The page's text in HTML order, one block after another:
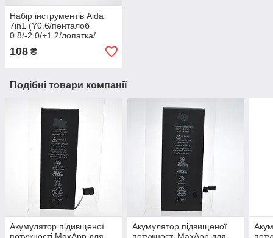
Набір інструментів Aida
7in1 (Y0.6/пенталоб
0.8/-2.0/+1.2/лопатка/
108 ₴
Подібні товари компанії
Акумулятор підивщеної
потужності MaxApp для
Акумулятор підвищеної
потужності MaxApp для